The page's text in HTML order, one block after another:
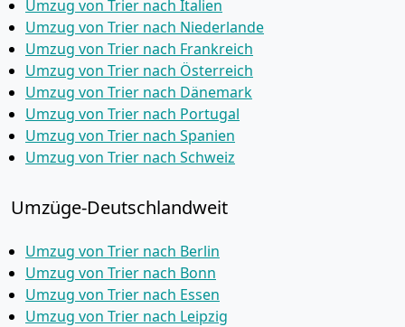
Umzug von Trier nach Italien
Umzug von Trier nach Niederlande
Umzug von Trier nach Frankreich
Umzug von Trier nach Österreich
Umzug von Trier nach Dänemark
Umzug von Trier nach Portugal
Umzug von Trier nach Spanien
Umzug von Trier nach Schweiz
Umzüge-Deutschlandweit
Umzug von Trier nach Berlin
Umzug von Trier nach Bonn
Umzug von Trier nach Essen
Umzug von Trier nach Leipzig